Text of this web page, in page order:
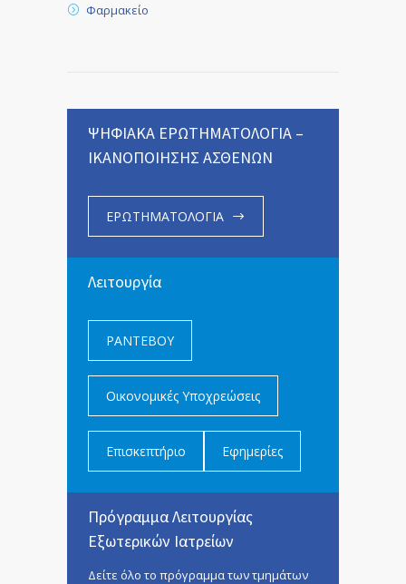
Φαρμακείο
ΨΗΦΙΑΚΑ ΕΡΩΤΗΜΑΤΟΛΟΓΙΑ –
ΙΚΑΝΟΠΟΙΗΣΗΣ ΑΣΘΕΝΩΝ
ΕΡΩΤΗΜΑΤΟΛΟΓΙΑ
Λειτουργία
ΡΑΝΤΕΒΟΥ
Οικονομικές Υποχρεώσεις
Επισκεπτήριο Εφημερίες
Πρόγραμμα Λειτουργίας
Εξωτερικών Ιατρείων
Δείτε όλο το πρόγραμμα των τμημάτων